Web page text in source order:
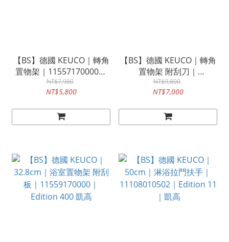
【BS】德國 KEUCO｜轉角
置物架｜11557170000｜
凱高｜無刮刀
NT$7,980
NT$5,800
【BS】德國 KEUCO｜轉角
置物架 附刮刀｜
11557170100｜Edition
400｜凱高
NT$9,800
NT$7,000